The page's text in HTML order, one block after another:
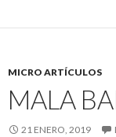
MICRO ARTÍCULOS
MALA
21 ENERO, 2019